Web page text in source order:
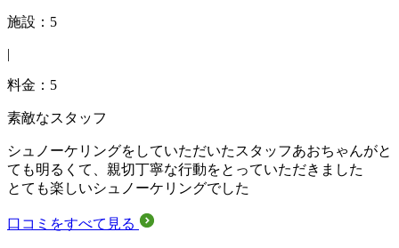
施設：5
|
料金：5
素敵なスタッフ
シュノーケリングをしていただいたスタッフあおちゃんがと
ても明るくて、親切丁寧な行動をとっていただきました
とても楽しいシュノーケリングでした
口コミをすべて見る